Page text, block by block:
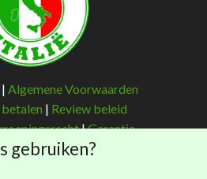
| Algemene Voorwaarden
| Review beleid
|Garantie
gebruiken?